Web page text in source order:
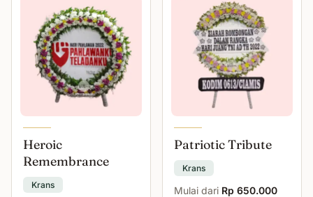
Heroic
Remembrance
Krans
Patriotic Tribute
Krans
Mulai dari Rp 650.000